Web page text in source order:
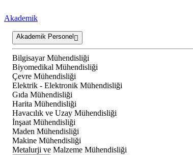
Akademik
Akademik Personel
Bilgisayar Mühendisliği
Biyomedikal Mühendisliği
Çevre Mühendisliği
Elektrik - Elektronik Mühendisliği
Gıda Mühendisliği
Harita Mühendisliği
Havacılık ve Uzay Mühendisliği
İnşaat Mühendisliği
Maden Mühendisliği
Makine Mühendisliği
Metalurji ve Malzeme Mühendisliği